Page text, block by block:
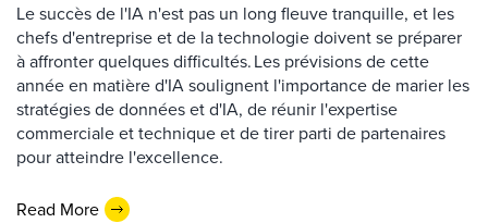
Le succès de l'IA n'est pas un long fleuve tranquille, et les
chefs d'entreprise et de la technologie doivent se préparer
à affronter quelques difficultés. Les prévisions de cette
année en matière d'IA soulignent l'importance de marier les
stratégies de données et d'IA, de réunir l'expertise
commerciale et technique et de tirer parti de partenaires
pour atteindre l'excellence.
Read More